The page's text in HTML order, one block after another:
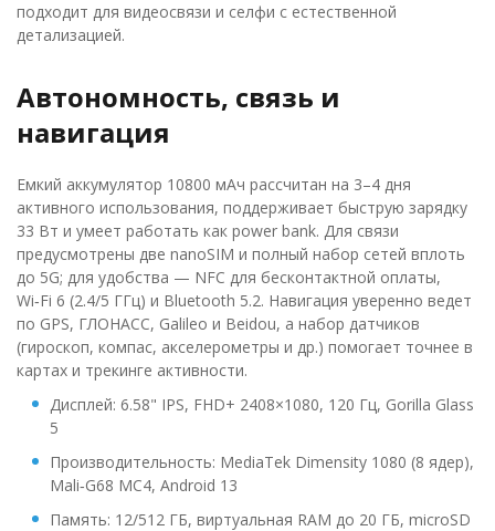
подходит для видеосвязи и селфи с естественной
детализацией.
Автономность, связь и
навигация
Емкий аккумулятор 10800 мАч рассчитан на 3–4 дня
активного использования, поддерживает быструю зарядку
33 Вт и умеет работать как power bank. Для связи
предусмотрены две nanoSIM и полный набор сетей вплоть
до 5G; для удобства — NFC для бесконтактной оплаты,
Wi‑Fi 6 (2.4/5 ГГц) и Bluetooth 5.2. Навигация уверенно ведет
по GPS, ГЛОНАСС, Galileo и Beidou, а набор датчиков
(гироскоп, компас, акселерометры и др.) помогает точнее в
картах и трекинге активности.
Дисплей: 6.58" IPS, FHD+ 2408×1080, 120 Гц, Gorilla Glass
5
Производительность: MediaTek Dimensity 1080 (8 ядер),
Mali‑G68 MC4, Android 13
Память: 12/512 ГБ, виртуальная RAM до 20 ГБ, microSD